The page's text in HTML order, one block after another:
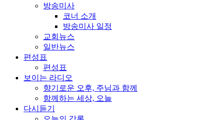
방송미사
코너 소개
방송미사 일정
교회뉴스
일반뉴스
편성표
편성표
보이는 라디오
향기로운 오후, 주님과 함께
함께하는 세상, 오늘
다시듣기